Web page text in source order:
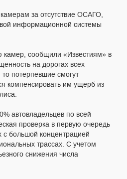
за отсутствие ОСАГО,
информационной системы
сообщили «Известиям» в
на дорогах всех
потерпевшие смогут
компенсировать им ущерб из
автовладельцев по всей
проверка в первую очередь
с большой концентрацией
трассах. С учетом
снижения числа